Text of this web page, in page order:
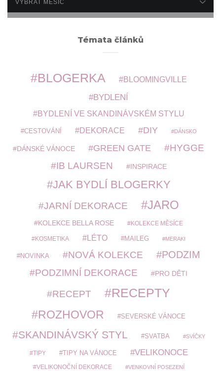
Témata článků
BLOGERKA BLOOMINGVILLE
BYDLENÍ
BYDLENÍ VE SKANDINÁVSKÉM STYLU
CESTOVÁNÍ DEKORACE DIY DÁNSKO
DÁNSKÉ VÁNOCE GREEN GATE HYGGE
IB LAURSEN INSPIRACE
JAK BYDLÍ BLOGERKY
JARNÍ DEKORACE JARO
KOLEKCE BELLA ROSE KOLEKCE MĚSÍCE
KOSMETIKA LÉTO MAILEG MERAKI
NOVINKA NOVÁ KOLEKCE PODZIM
PODZIMNÍ DEKORACE PRO DĚTI
RECEPT RECEPTY
ROZHOVOR SEVERSKÉ VÁNOCE
SKANDINÁVSKÝ STYL SVATBA SVÍČKY
TIPY TIPY NA VÁNOCE VELIKONOCE
VELIKONOČNÍ DEKORACE VENKOVNÍ POSEZENÍ